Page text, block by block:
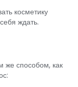
косметику
ждать.
же способом, как